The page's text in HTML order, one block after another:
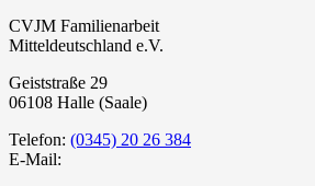
CVJM Familienarbeit
Mitteldeutschland e.V.
Geiststraße 29
06108 Halle (Saale)
Telefon: (0345) 20 26 384
E-Mail: